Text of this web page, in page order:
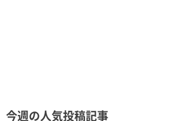
今週の人気投稿記事